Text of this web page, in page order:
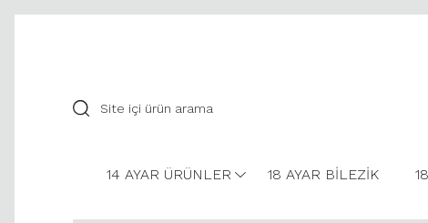
14 AYAR ÜRÜNLER 18 AYAR BİLEZİK